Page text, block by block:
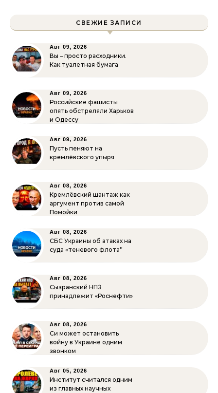
СВЕЖИЕ ЗАПИСИ
Авг 09, 2026
Вы – просто расходники.
Как туалетная бумага
Авг 09, 2026
Российские фашисты
опять обстреляли Харьков
и Одессу
Авг 09, 2026
Пусть пеняют на
кремлёвского упыря
Авг 08, 2026
Кремлёвский шантаж как
аргумент против самой
Помойки
Авг 08, 2026
СБС Украины об атаках на
суда «теневого флота”
Авг 08, 2026
Сызранский НПЗ
принадлежит «Роснефти»
Авг 08, 2026
Си может остановить
войну в Украине одним
звонком
Авг 05, 2026
Институт считался одним
из главных научных